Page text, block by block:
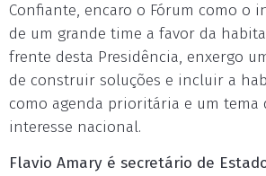
Confiante, encaro o Fórum como o
de um grande time a favor da
frente desta Presidência, enxergo
de construir soluções e incluir a
como agenda prioritária e um tema
interesse nacional.
Flavio Amary é secretário de